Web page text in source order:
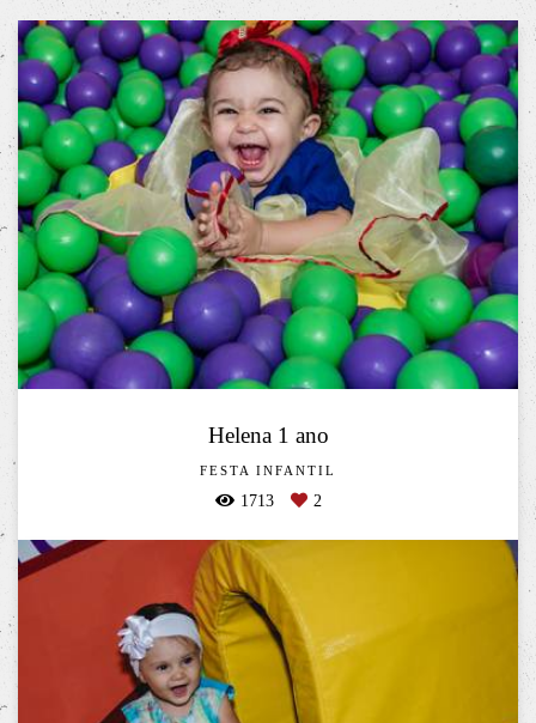
Helena 1 ano
FESTA INFANTIL
1713 2